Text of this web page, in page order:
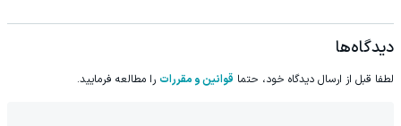
دیدگاه‌ها
لطفا قبل از ارسال دیدگاه خود، حتما قوانین و مقررات را مطالعه فرمایید.